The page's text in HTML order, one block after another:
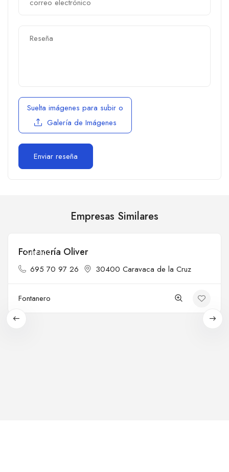
Suelta imágenes para subir o
Galería de Imágenes
Empresas Similares
Cerrado
Fontanería Oliver
695 70 97 26 30400 Caravaca de la Cruz
Fontanero